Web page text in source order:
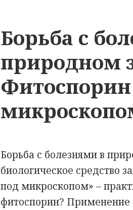
Борьба с
природном
Борьба с болезнями в
биологическое средство
под микроскопом» –
фитоспорин? Применение